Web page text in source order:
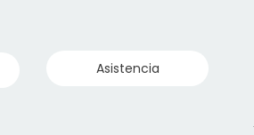
Asistencia